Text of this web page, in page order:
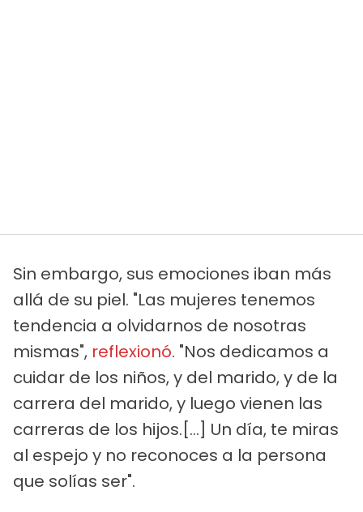
Sin embargo, sus emociones iban más
allá de su piel. "Las mujeres tenemos
tendencia a olvidarnos de nosotras
mismas", reflexionó. "Nos dedicamos a
cuidar de los niños, y del marido, y de la
carrera del marido, y luego vienen las
carreras de los hijos.[…] Un día, te miras
al espejo y no reconoces a la persona
que solías ser".